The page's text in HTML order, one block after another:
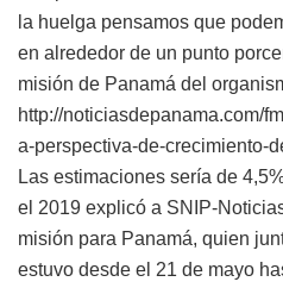
la huelga pensamos que
en alrededor de un punto
misión de Panamá del
http://noticiasdepanama.com/
a-perspectiva-de-crecimiento-
Las estimaciones sería de
el 2019 explicó a SNIP-
misión para Panamá, quien
estuvo desde el 21 de mayo